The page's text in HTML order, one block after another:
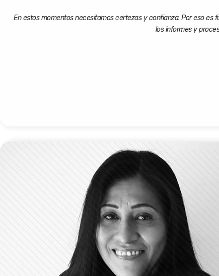
En estos momentos necesitamos certezas y confianza. Por eso
los informes y